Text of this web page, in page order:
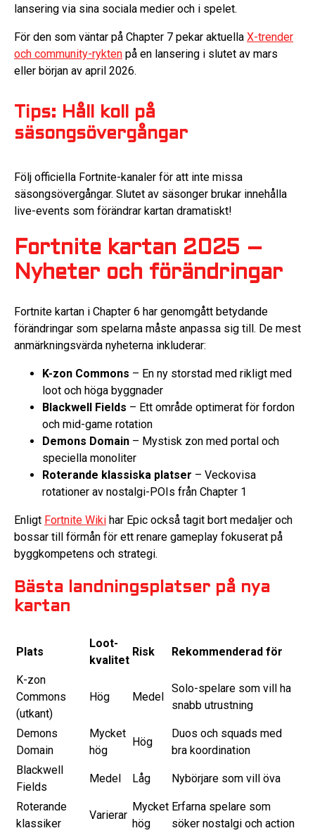
lansering via sina sociala medier och i spelet.
För den som väntar på Chapter 7 pekar aktuella X-trender
och community-rykten på en lansering i slutet av mars
eller början av april 2026.
Tips: Håll koll på
säsongsövergångar
Följ officiella Fortnite-kanaler för att inte missa
säsongsövergångar. Slutet av säsonger brukar innehålla
live-events som förändrar kartan dramatiskt!
Fortnite kartan 2025 –
Nyheter och förändringar
Fortnite kartan i Chapter 6 har genomgått betydande
förändringar som spelarna måste anpassa sig till. De mest
anmärkningsvärda nyheterna inkluderar:
K-zon Commons – En ny storstad med rikligt med
loot och höga byggnader
Blackwell Fields – Ett område optimerat för fordon
och mid-game rotation
Demons Domain – Mystisk zon med portal och
speciella monoliter
Roterande klassiska platser – Veckovisa
rotationer av nostalgi-POIs från Chapter 1
Enligt Fortnite Wiki har Epic också tagit bort medaljer och
bossar till förmån för ett renare gameplay fokuserat på
byggkompetens och strategi.
Bästa landningsplatser på nya
kartan
Plats
Loot-
kvalitet
Risk Rekommenderad för
K-zon
Commons
(utkant)
Hög Medel
Solo-spelare som vill ha
snabb utrustning
Demons
Domain
Mycket
hög
Hög
Duos och squads med
bra koordination
Blackwell
Fields
Medel Låg Nybörjare som vill öva
Roterande
klassiker
Varierar
Mycket
hög
Erfarna spelare som
söker nostalgi och action